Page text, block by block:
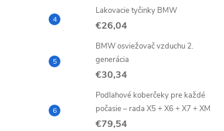
Lakovacie tyčinky BMW
€26,04
BMW osviežovač vzduchu 2.
generácia
€30,34
Podlahové koberčeky pre každé
počasie – rada X5 + X6 + X7 + XM
€79,54